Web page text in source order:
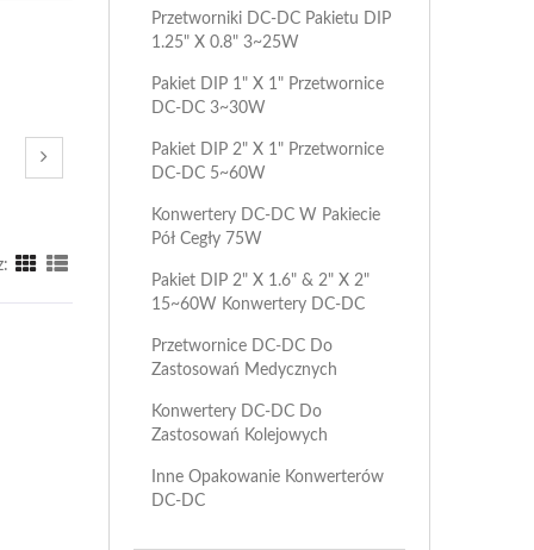
Przetworniki DC-DC Pakietu DIP
1.25" X 0.8" 3~25W
Pakiet DIP 1" X 1" Przetwornice
DC-DC 3~30W
Pakiet DIP 2" X 1" Przetwornice
DC-DC 5~60W
Konwertery DC-DC W Pakiecie
Pół Cegły 75W
Pakiet DIP 2" X 1.6" & 2" X 2"
15~60W Konwertery DC-DC
Przetwornice DC-DC Do
Zastosowań Medycznych
Konwertery DC-DC Do
Zastosowań Kolejowych
Inne Opakowanie Konwerterów
DC-DC